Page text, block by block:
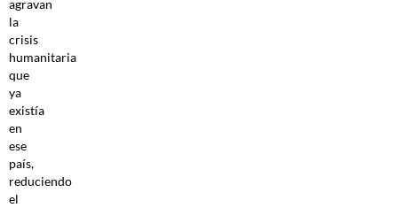
agravan
la
crisis
humanitaria
que
ya
existía
en
ese
país,
reduciendo
el